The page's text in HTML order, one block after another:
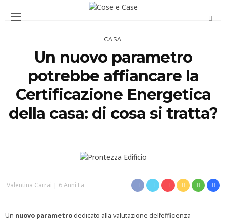
CASA
Un nuovo parametro
potrebbe affiancare la
Certificazione Energetica
della casa: di cosa si tratta?
Valentina Carrai 6 Anni Fa
Un nuovo parametrodedicato alla valutazione dell’efficienza